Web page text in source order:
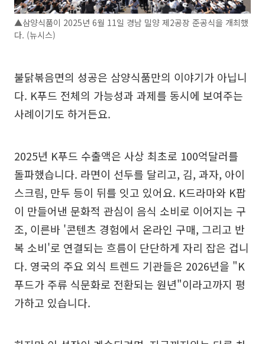
▲삼양식품이 2025년 6월 11일 경남 밀양 제2공장 준공식을 개최했
다. (뉴시스)
불닭볶음면의 성공은 삼양식품만의 이야기가 아닙니
다. K푸드 전체의 가능성과 과제를 동시에 보여주는
사례이기도 하거든요.
2025년 K푸드 수출액은 사상 최초로 100억달러를
돌파했습니다. 라면이 선두를 달리고, 김, 과자, 아이
스크림, 만두 등이 뒤를 잇고 있어요. K드라마와 K팝
이 만들어낸 문화적 관심이 음식 소비로 이어지는 구
조, 이른바 '콘텐츠 경험에서 온라인 구매, 그리고 반
복 소비'로 연결되는 흐름이 단단하게 자리 잡은 겁니
다. 영국의 주요 외식 트렌드 기관들은 2026년을 "K
푸드가 주류 식문화로 전환되는 원년"이라고까지 평
가하고 있습니다.